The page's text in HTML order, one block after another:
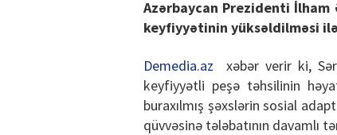
Azərbaycan Prezidenti
keyfiyyətinin yüksəldilməsi
Demedia.az xəbər verir ki,
keyfiyyətli peşə təhsilinin
buraxılmış şəxslərin sosial
qüvvəsinə tələbatının davamlı